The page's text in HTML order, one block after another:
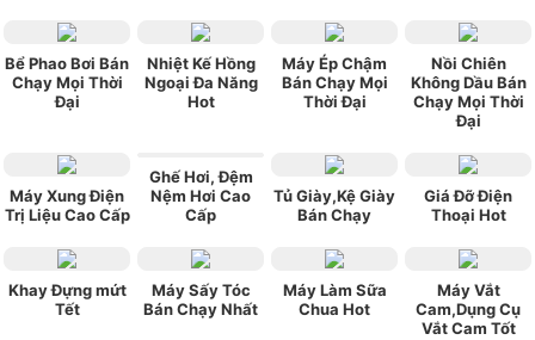
Bể Phao Bơi Bán
Chạy Mọi Thời
Đại
Nhiệt Kế Hồng
Ngoại Đa Năng
Hot
Máy Ép Chậm
Bán Chạy Mọi
Thời Đại
Nồi Chiên
Không Dầu Bán
Chạy Mọi Thời
Đại
Máy Xung Điện
Trị Liệu Cao Cấp
Ghế Hơi, Đệm
Nệm Hơi Cao
Cấp
Tủ Giày,Kệ Giày
Bán Chạy
Giá Đỡ Điện
Thoại Hot
Khay Đựng mứt
Tết
Máy Sấy Tóc
Bán Chạy Nhất
Máy Làm Sữa
Chua Hot
Máy Vắt
Cam,Dụng Cụ
Vắt Cam Tốt